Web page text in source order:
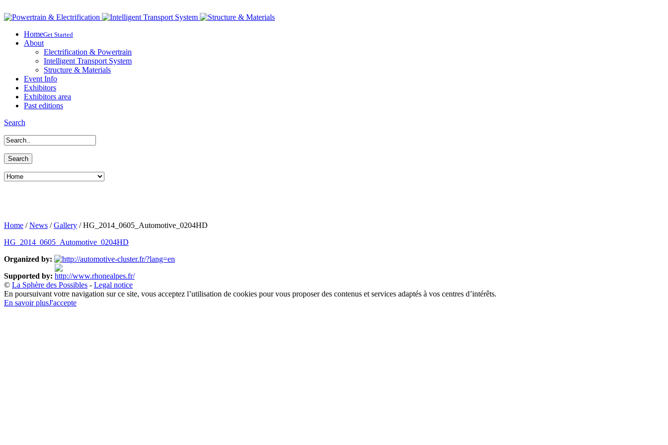
HomeGet Started
About
Electrification & Powertrain
Intelligent Transport System
Structure & Materials
Event Info
Exhibitors
Exhibitors area
Past editions
Search
Home / News / Gallery / HG_2014_0605_Automotive_0204HD
HG_2014_0605_Automotive_0204HD
Organized by:
Supported by:
© La Sphère des Possibles - Legal notice
En poursuivant votre navigation sur ce site, vous acceptez l’utilisation de cookies pour vous proposer des contenus et services adaptés à vos centres d’intérêts.
En savoir plusJ'accepte